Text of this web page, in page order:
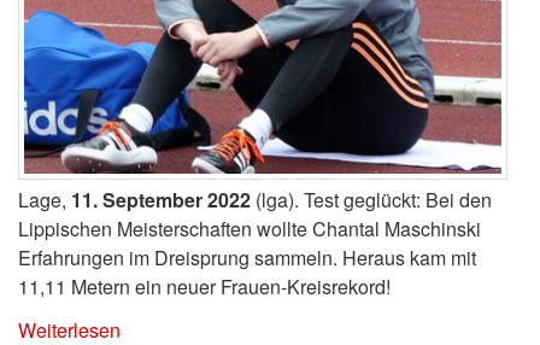
Lage, 11. September 2022 (lga). Test geglückt: Bei den
Lippischen Meisterschaften wollte Chantal Maschinski
Erfahrungen im Dreisprung sammeln. Heraus kam mit
11,11 Metern ein neuer Frauen-Kreisrekord!
Weiterlesen